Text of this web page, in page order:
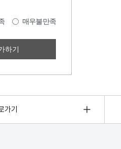
매우불만족
가기